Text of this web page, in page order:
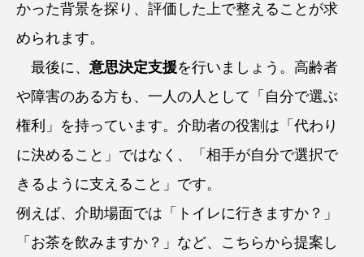
かった背景を探り、評価した上で整えることが求
められます。
最後に、 意思決定支援を行いましょう。高齢者
や障害のある方も、一人の人として「自分で選ぶ
権利」を持っています。介助者の役割は「代わり
に決めること」ではなく、「相手が自分で選択で
きるように支えること」です。
例えば、介助場面では「トイレに行きますか？」
「お茶を飲みますか？」など、こちらから提案し